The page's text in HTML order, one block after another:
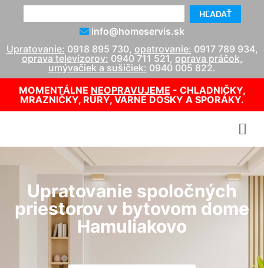
HĽADAŤ
info@homeservis.sk
Upratovanie: 0918 895 730, opatrovanie: 0917 789 934,
oprava televízorov: 0940 711 521, oprava práčok,
umývačiek a sušičiek: 0940 005 822.
MOMENTÁLNE NEOPRAVUJEME - CHLADNIČKY,
MRAZNIČKY, RÚRY, VARNÉ DOSKY A SPORÁKY.
Upratovanie spoločných
priestorov v bytovom dome
Hamuliakovo